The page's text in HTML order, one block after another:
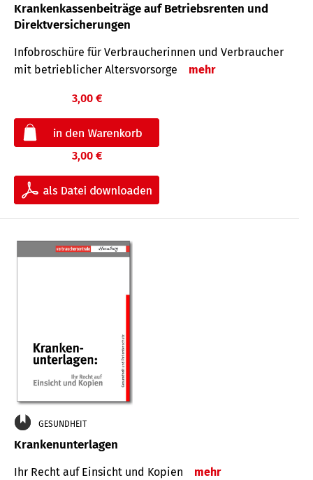
Krankenkassenbeiträge auf Betriebsrenten und
Direktversicherungen
Infobroschüre für Verbraucherinnen und Verbraucher
mit betrieblicher Altersvorsorge
mehr
3,00 €
3,00 €
GESUNDHEIT
Krankenunterlagen
Ihr Recht auf Einsicht und Kopien mehr